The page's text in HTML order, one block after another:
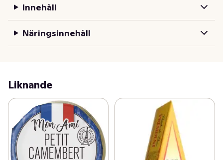
Innehåll
Näringsinnehåll
Liknande